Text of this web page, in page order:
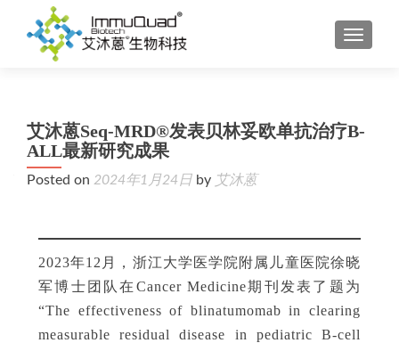
艾沐蒽Seq-MRD®发表贝林妥欧单抗治疗B-
ALL最新研究成果
Posted on 2024年1月24日 by 艾沐蒽
2023年12月，浙江大学医学院附属儿童医院徐晓
军博士团队在 Cancer Medicine期刊发表了题为
“The effectiveness of blinatumomab in clearing
measurable residual disease in pediatric B-cell